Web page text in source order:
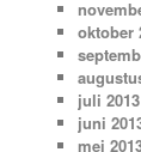
oktober
juli 2013
juni
mei